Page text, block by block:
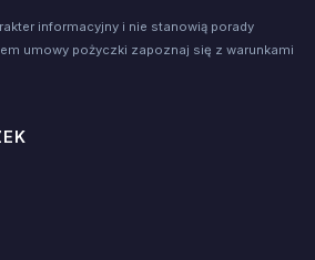
informacyjny i nie stanowią porady
umowy pożyczki zapoznaj się z warunkami